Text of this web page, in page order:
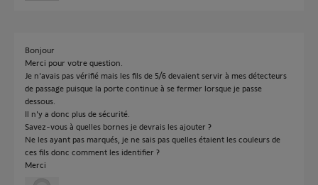
Bonjour
Merci pour votre question.
Je n'avais pas vérifié mais les fils de 5/6 devaient servir à mes détecteurs
de passage puisque la porte continue à se fermer lorsque je passe
dessous.
Il n'y a donc plus de sécurité.
Savez-vous à quelles bornes je devrais les ajouter ?
Ne les ayant pas marqués, je ne sais pas quelles étaient les couleurs de
ces fils donc comment les identifier ?
Merci